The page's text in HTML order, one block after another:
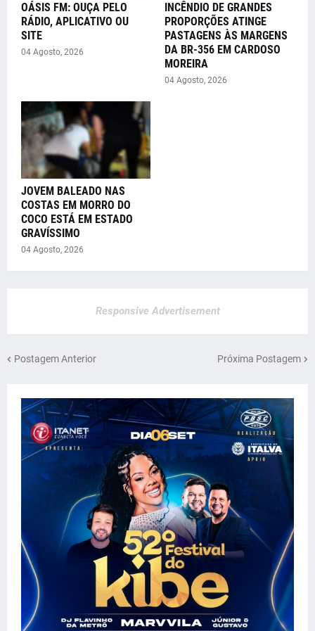
OÁSIS FM: OUÇA PELO
RÁDIO, APLICATIVO OU
SITE
04 Agosto, 2026
INCÊNDIO DE GRANDES
PROPORÇÕES ATINGE
PASTAGENS ÀS MARGENS
DA BR-356 EM CARDOSO
MOREIRA
04 Agosto, 2026
JOVEM BALEADO NAS
COSTAS EM MORRO DO
COCO ESTÁ EM ESTADO
GRAVÍSSIMO
04 Agosto, 2026
Responsive Advertisement
Postagem Anterior Próxima Postagem